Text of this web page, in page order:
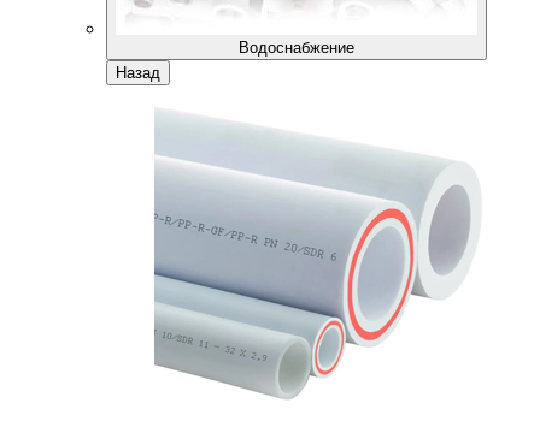
Водоснабжение
Назад